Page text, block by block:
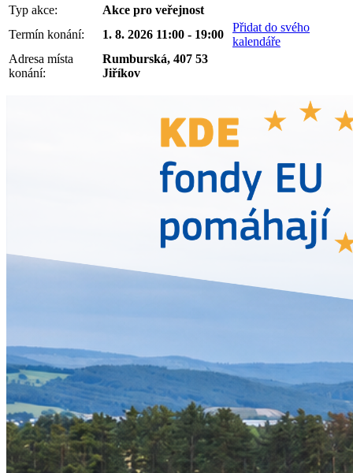
Typ akce:
Akce pro veřejnost
Termín konání:
1. 8. 2026 11:00 - 19:00
Přidat do svého
kalendáře
Adresa místa
konání:
Rumburská, 407 53
Jiříkov